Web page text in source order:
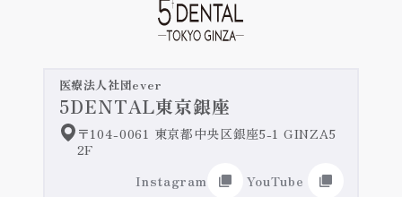
iTeroのご紹介
前歯のセラミックの施術症例紹介
奥歯のセラミックの施術症例紹介
ホワイトニング
嚙み合わせ・顎関節症
インプラント治療
入れ歯/ブリッジ
歯を真っ白にしたい
医療法人社団ever
5DENTAL東京銀座
〒104-0061 東京都中央区銀座5-1 GINZA5
2F
Instagram
YouTube